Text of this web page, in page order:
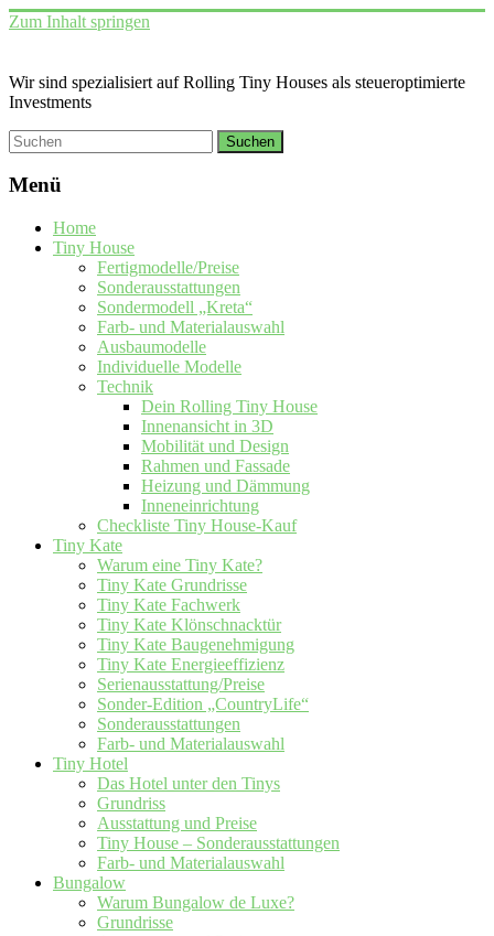
Zum Inhalt springen
Wir sind spezialisiert auf Rolling Tiny Houses als steueroptimierte
Investments
Menü
Home
Tiny House
Fertigmodelle/Preise
Sonderausstattungen
Sondermodell „Kreta“
Farb- und Materialauswahl
Ausbaumodelle
Individuelle Modelle
Technik
Dein Rolling Tiny House
Innenansicht in 3D
Mobilität und Design
Rahmen und Fassade
Heizung und Dämmung
Inneneinrichtung
Checkliste Tiny House-Kauf
Tiny Kate
Warum eine Tiny Kate?
Tiny Kate Grundrisse
Tiny Kate Fachwerk
Tiny Kate Klönschnacktür
Tiny Kate Baugenehmigung
Tiny Kate Energieeffizienz
Serienausstattung/Preise
Sonder-Edition „CountryLife“
Sonderausstattungen
Farb- und Materialauswahl
Tiny Hotel
Das Hotel unter den Tinys
Grundriss
Ausstattung und Preise
Tiny House – Sonderausstattungen
Farb- und Materialauswahl
Bungalow
Warum Bungalow de Luxe?
Grundrisse